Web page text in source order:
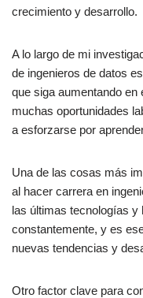
crecimiento y desarrollo.
A lo largo de mi
de ingenieros de datos
que siga aumentando en
muchas oportunidades
a esforzarse por
Una de las cosas más
al hacer carrera en
las últimas tecnologías
constantemente, y es
nuevas tendencias y
Otro factor clave para